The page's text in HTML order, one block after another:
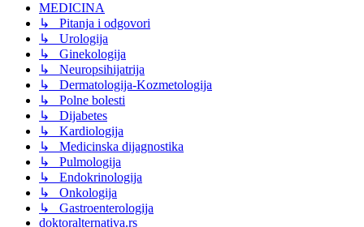
MEDICINA
↳ Pitanja i odgovori
↳ Urologija
↳ Ginekologija
↳ Neuropsihijatrija
↳ Dermatologija-Kozmetologija
↳ Polne bolesti
↳ Dijabetes
↳ Kardiologija
↳ Medicinska dijagnostika
↳ Pulmologija
↳ Endokrinologija
↳ Onkologija
↳ Gastroenterologija
doktoralternativa.rs